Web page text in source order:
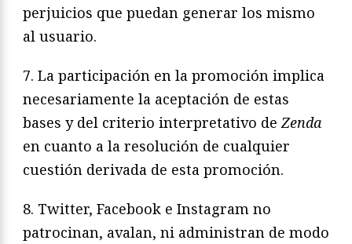
perjuicios que puedan generar los mismo
al usuario.
7. La participación en la promoción implica
necesariamente la aceptación de estas
bases y del criterio interpretativo deZenda
en cuanto a la resolución de cualquier
cuestión derivada de esta promoción.
8. Twitter, Facebook e Instagram no
patrocinan, avalan, ni administran de modo